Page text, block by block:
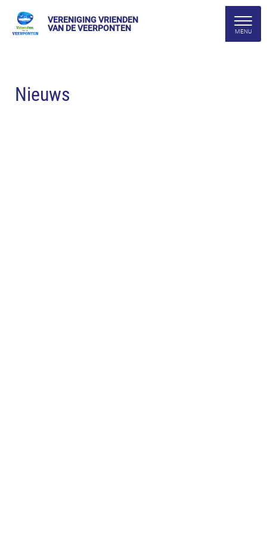
VERENIGING VRIENDEN
VAN DE VEERPONTEN
Nieuws